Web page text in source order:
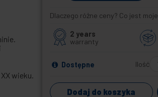
wieku.
Dlaczego różne ceny? Co jest moje
2 years
warranty
Dostępne Ilość
Dodaj do koszyka